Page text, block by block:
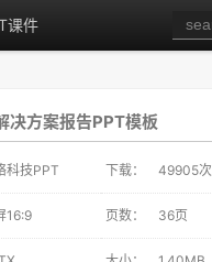
课件
决方案报告PPT模板
科技PPT 下载： 49905次
16:9 页数： 36页